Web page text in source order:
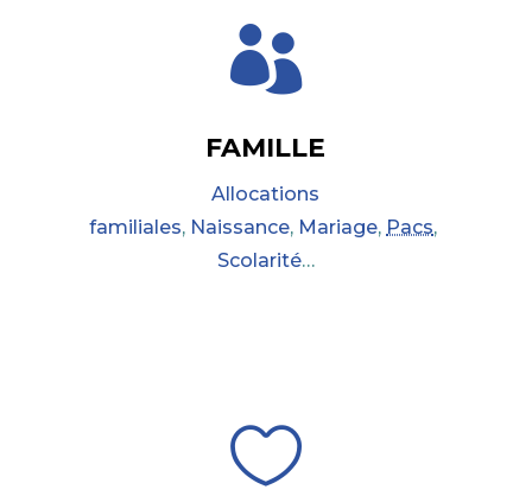

FAMILLE
Allocations
familiales, Naissance, Mariage, Pacs,
Scolarité…
